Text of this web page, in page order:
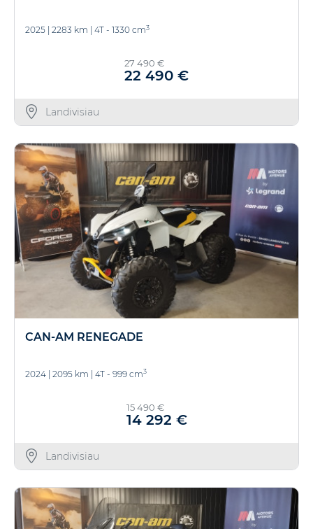
2025 2283 km 4T - 1330 cm3
27 490 €
22 490 €
Landivisiau
CAN-AM RENEGADE
2024 2095 km 4T - 999 cm3
15 490 €
14 292 €
Landivisiau